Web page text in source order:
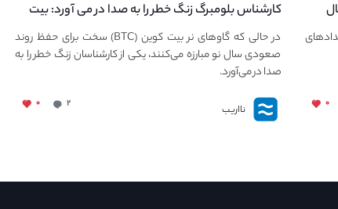
دنبال
۰
کارشناس بلومبرگ زنگ خطر را به صدا در می آورد: بیت
کوین در معرض خطر سقوط بزرگ است - دلیل آن
چیست؟
در حالی که گاوهای نر بیت کوین (BTC) سخت برای حفظ روند
صعودی سال نو مبارزه می‌کنند، یکی از کارشناسان زنگ خطر را به
صدا در می‌آورد.
نااریب ۲ ۰